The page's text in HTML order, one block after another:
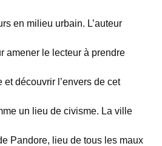
en milieu urbain. L’auteur
amener le lecteur à prendre
découvrir l’envers de cet
un lieu de civisme. La ville
Pandore, lieu de tous les maux